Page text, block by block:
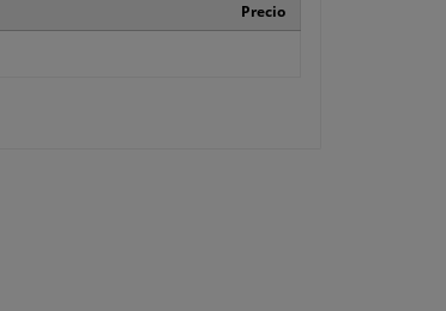
Precio